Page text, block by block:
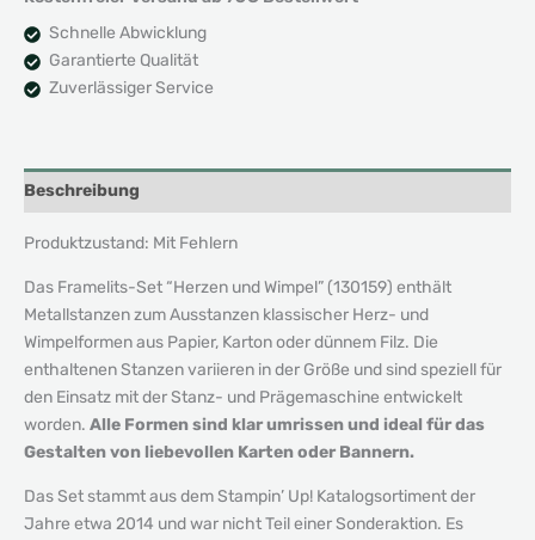
Schnelle Abwicklung
Garantierte Qualität
Zuverlässiger Service
Beschreibung
Produktzustand: Mit Fehlern
Das Framelits-Set “Herzen und Wimpel” (130159) enthält
Metallstanzen zum Ausstanzen klassischer Herz- und
Wimpelformen aus Papier, Karton oder dünnem Filz. Die
enthaltenen Stanzen variieren in der Größe und sind speziell für
den Einsatz mit der Stanz- und Prägemaschine entwickelt
worden. Alle Formen sind klar umrissen und ideal für das
Gestalten von liebevollen Karten oder Bannern.
Das Set stammt aus dem Stampin’ Up! Katalogsortiment der
Jahre etwa 2014 und war nicht Teil einer Sonderaktion. Es